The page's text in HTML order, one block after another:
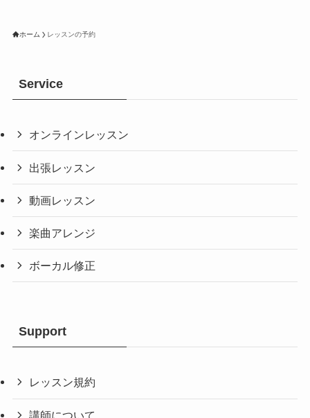
ホーム レッスンの予約
Service
オンラインレッスン
出張レッスン
動画レッスン
楽曲アレンジ
ボーカル修正
Support
レッスン規約
講師について